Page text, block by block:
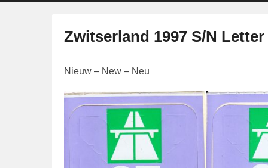
Zwitserland 1997 S/N Letter
e
a
Nieuw – New – Neu